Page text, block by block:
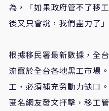
為，「如果政府管不了移
後又只會說，我們盡力了
根據移民署最新數據，全
流竄於全台各地黑工市場
工，必須補充勞動力缺口。
匿名網友發文抨擊，移工